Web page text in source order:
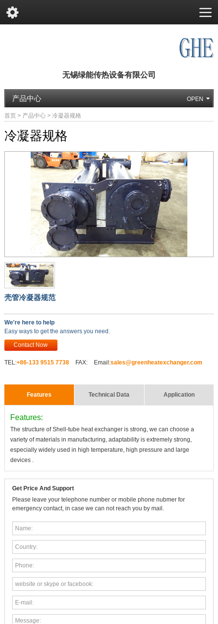
无锡绿能传热设备有限公司
首页> 产品中心> 冷凝器规格
冷凝器规格
壳管冷凝器规范
We're here to help
Easy ways to get the answers you need.
Contact Now
TEL:+86-‭133 9515 7738 FAX: Email:sales@greenheatexchanger.com
Features Technical Data Application
Features:
The structure ofShell-tube heat exchanger is strong, we can choose a
variety of materials in manufacturing, adaptability is extremely strong,
especially widely used in high temperature, high pressure and large
devices .
Get Price And Support
Please leave your telephone number or mobile phone nubmer for
emergency contact, in case we can not reach you by mail.
产品中心